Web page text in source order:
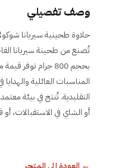
وصف تفصيلي
تُصنع من طحينة سيريانا
بحجم 800 جرام
المناسبات العائلية
أو الشاي في الاستقبالات،